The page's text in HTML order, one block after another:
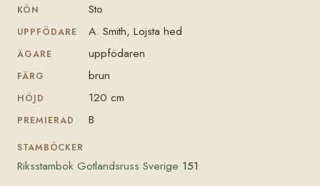
KÖN Sto
UPPFÖDARE A. Smith, Lojsta hed
ÄGARE uppfödaren
FÄRG brun
HÖJD 120 cm
PREMIERAD B
STAMBÖCKER
Riksstambok Gotlandsruss Sverige 151